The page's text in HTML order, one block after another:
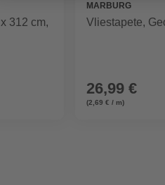
312 cm,
MARBURG
Vliestapete,
26,99 €
(2,69 € / m)